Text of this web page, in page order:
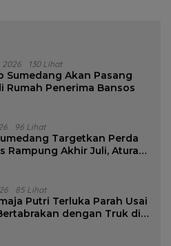
2026 130 Lihat
Sumedang Akan Pasang
Rumah Penerima Bansos
96 Lihat
Targetkan Perda
Rampung Akhir Juli, Aturan
85 Lihat
Putri Terluka Parah Usai
dengan Truk di